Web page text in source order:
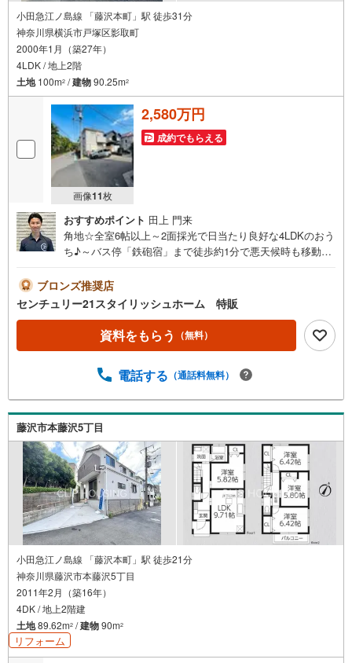
小田急江ノ島線 「藤沢本町」駅 徒歩31分
神奈川県横浜市戸塚区影取町
2000年1月（築27年）
4LDK / 地上2階
土地100m2 /建物90.25m2
画像11枚
2,580万円
成約でもらえる
おすすめポイント 田上 門来
角地☆全室6帖以上～2面採光で日当たり良好な4LDKのおう
ち♪～バス停「鉄砲宿」まで徒歩約1分で悪天候時も移動し
いてプライベートもきちんと保てます☆◆ご見学について
◆平日、土日、早朝、夜間いつでもご見学可能です。ご自
宅までの送迎等、お気軽にご相談ください。車内チャイル
ドシートもございます！お客様のご都合に合わせたご提案
をさせて頂きます。◆店舗について◆・店舗前お客様専用
ド、その他アメニティ完備・20種類以上の豊富なドリンク
ーツ観戦や劇場のチケットプレゼント・定期メンテナンス
のご案内・火災保険の見直し・ファイナンシャルプランナ
ー・行政書士相談 など無料の住宅ローン事前審査がオス
スメです！審査は簡単！回答は最短1日で出ます！お気軽に
ご連絡ください。
ブロンズ推奨店
センチュリー21スタイリッシュホーム 特販
資料をもらう （無料）
電話する （通話料無料）
藤沢市本藤沢5丁目
小田急江ノ島線 「藤沢本町」駅 徒歩21分
神奈川県藤沢市本藤沢5丁目
2011年2月（築16年）
4DK / 地上2階建
土地89.62m2 /建物90m2
リフォーム